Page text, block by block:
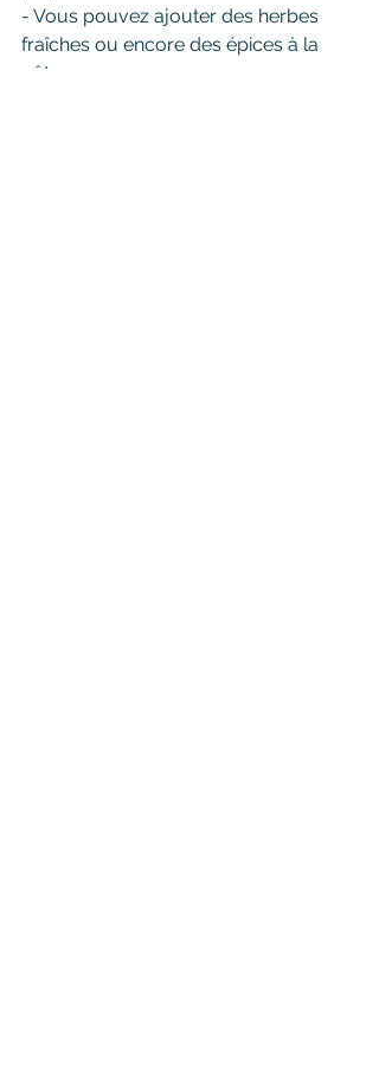
- Vous pouvez ajouter des herbes
fraîches ou encore des épices à la
pâte